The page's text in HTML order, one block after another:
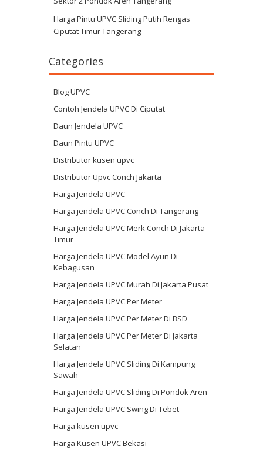
Harga Pintu UPVC Sliding Putih Rengas
Ciputat Timur Tangerang
Categories
Blog UPVC
Contoh Jendela UPVC Di Ciputat
Daun Jendela UPVC
Daun Pintu UPVC
Distributor kusen upvc
Distributor Upvc Conch Jakarta
Harga Jendela UPVC
Harga jendela UPVC Conch Di Tangerang
Harga Jendela UPVC Merk Conch Di Jakarta
Timur
Harga Jendela UPVC Model Ayun Di
Kebagusan
Harga Jendela UPVC Murah Di Jakarta Pusat
Harga Jendela UPVC Per Meter
Harga Jendela UPVC Per Meter Di BSD
Harga Jendela UPVC Per Meter Di Jakarta
Selatan
Harga Jendela UPVC Sliding Di Kampung
Sawah
Harga Jendela UPVC Sliding Di Pondok Aren
Harga Jendela UPVC Swing Di Tebet
Harga kusen upvc
Harga Kusen UPVC Bekasi